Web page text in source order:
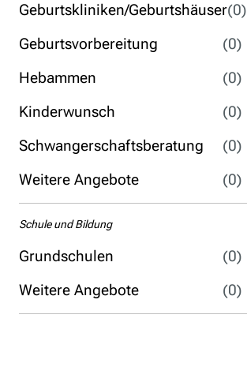
Geburtskliniken/Geburtshäuser(0)
Geburtsvorbereitung
(0)
Hebammen
(0)
Kinderwunsch
(0)
Schwangerschaftsberatung
(0)
Weitere Angebote
(0)
Schule und Bildung
Grundschulen
(0)
Weitere Angebote
(0)